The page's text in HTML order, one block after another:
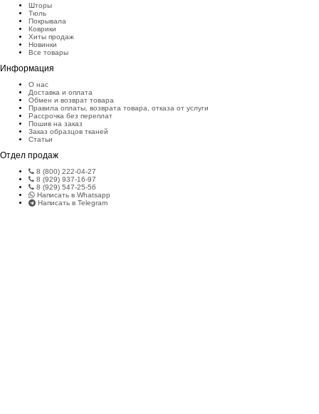
Шторы
Тюль
Покрывала
Коврики
Хиты продаж
Новинки
Все товары
Информация
О нас
Доставка и оплата
Обмен и возврат товара
Правила оплаты, возврата товара, отказа от услуги
Рассрочка без переплат
Пошив на заказ
Заказ образцов тканей
Статьи
Отдел продаж
8 (800) 222-04-27
8 (929) 937-16-97
8 (929) 547-25-56
Написать в Whatsapp
Написать в Telegram